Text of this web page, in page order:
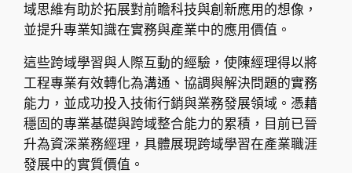
域思維有助於拓展對前瞻科技與創新應用的想像，
並提升專業知識在實務與產業中的應用價值。
這些跨域學習與人際互動的經驗，使陳經理得以將
工程專業有效轉化為溝通、協調與解決問題的實務
能力，並成功投入技術行銷與業務發展領域。憑藉
穩固的專業基礎與跨域整合能力的累積，目前已晉
升為資深業務經理，具體展現跨域學習在產業職涯
發展中的實質價值。